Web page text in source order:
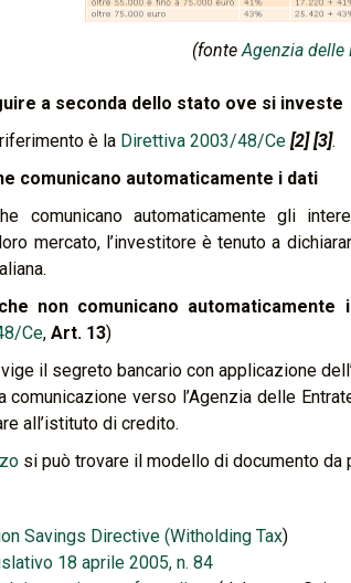
(fonteAgenzia delle
a seconda dello stato ove si investe
è la Direttiva 2003/48/Ce [2] [3].
comunicano automaticamente i dati
comunicano automaticamente gli
mercato, l’investitore è tenuto a
non comunicano
Ce, Art. 13)
il segreto bancario con applicazione
comunicazione verso l’Agenzia delle
all’istituto di credito.
si può trovare il modello di documento da
Savings Directive (Witholding Tax)
18 aprile 2005, n. 84